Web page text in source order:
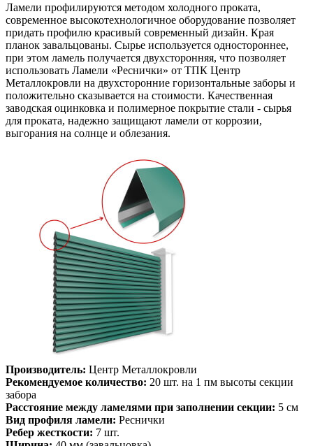
Ламели профилируются методом холодного проката,
современное высокотехнологичное оборудование позволяет
придать профилю красивый современный дизайн. Края
планок завальцованы. Сырье используется одностороннее,
при этом ламель получается двухсторонняя, что позволяет
использовать Ламели «Реснички» от ТПК Центр
Металлокровли на двухсторонние горизонтальные заборы и
положительно сказывается на стоимости. Качественная
заводская оцинковка и полимерное покрытие стали - сырья
для проката, надежно защищают ламели от коррозии,
выгорания на солнце и облезания.
Производитель: Центр Металлокровли
Рекомендуемое количество: 20 шт. на 1 пм высоты секции
забора
Расстояние между ламелями при заполнении секции: 5 см
Вид профиля ламели: Реснички
Ребер жесткости: 7 шт.